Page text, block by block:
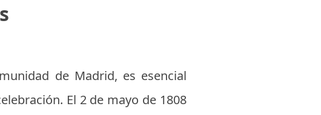
de Madrid, es esencial
El 2 de mayo de 1808